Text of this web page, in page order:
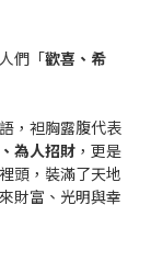
們「歡喜、希
，袒胸露腹代表
為人招財 ，更是
頭，裝滿了天地
財富、光明與幸